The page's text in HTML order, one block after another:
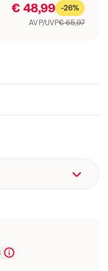
€ 48,99
-26%
AVP/UVP€ 65,97